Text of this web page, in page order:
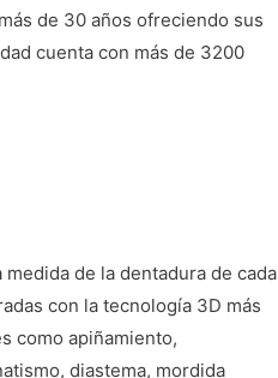
de 30 años ofreciendo sus
cuenta con más de 3200
de la dentadura de cada
con la tecnología 3D más
como apiñamiento,
diastema, mordida